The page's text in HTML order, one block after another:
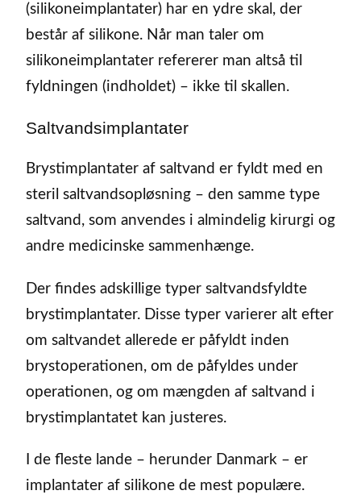
(silikoneimplantater) har en ydre skal, der
består af silikone. Når man taler om
silikoneimplantater refererer man altså til
fyldningen (indholdet) – ikke til skallen.
Saltvandsimplantater
Brystimplantater af saltvand er fyldt med en
steril saltvandsopløsning – den samme type
saltvand, som anvendes i almindelig kirurgi og
andre medicinske sammenhænge.
Der findes adskillige typer saltvandsfyldte
brystimplantater. Disse typer varierer alt efter
om saltvandet allerede er påfyldt inden
brystoperationen, om de påfyldes under
operationen, og om mængden af saltvand i
brystimplantatet kan justeres.
I de fleste lande – herunder Danmark – er
implantater af silikone de mest populære.